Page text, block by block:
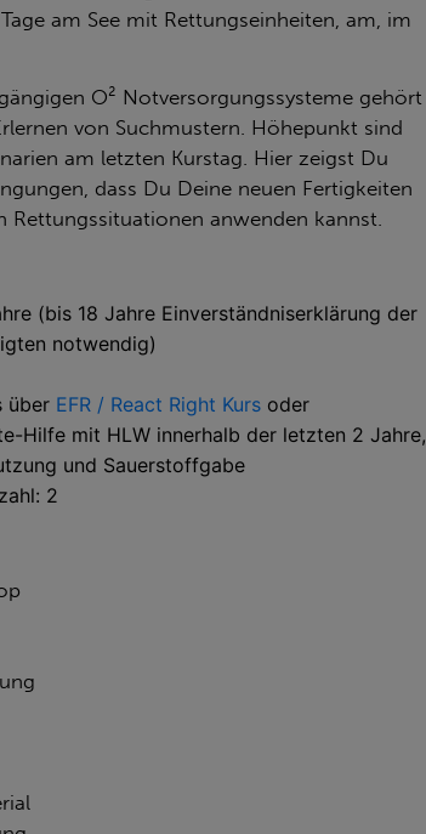
am See mit Rettungseinheiten, am, im
O² Notversorgungssysteme gehört
von Suchmustern. Höhepunkt sind
am letzten Kurstag. Hier zeigst Du
dass Du Deine neuen Fertigkeiten
Rettungssituationen anwenden kannst.
(bis 18 Jahre Einverständniserklärung der
notwendig)
über EFR / React Right Kurs oder
Hilfe mit HLW innerhalb der letzten 2 Jahre,
und Sauerstoffgabe
2